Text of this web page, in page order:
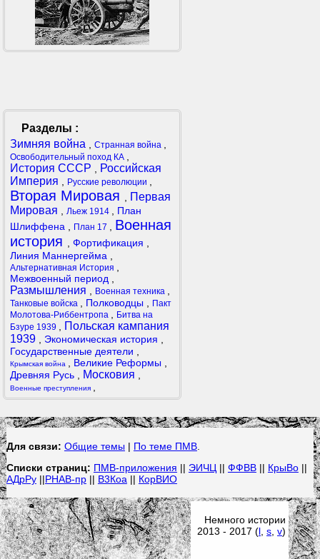
Разделы :
Зимняя война
Странная война
Освободительный поход КА
История СССР
Российская
Империя
Русские революции
Вторая Мировая
Первая
Мировая
Льеж 1914
План
Шлиффена
План 17
Военная
история
Фортификация
Линия Маннергейма
Альтернативная История
Межвоенный период
Размышления Военная техника
Танковые войска Полководцы
Пакт
Молотова-Риббентропа
Битва на
Бзуре 1939
Польская кампания
1939
Экономическая история
Государственные деятели
Крымская война Великие Реформы
Древняя Русь
Московия
Военные преступления
Для связи: Общие темы | По теме ПМВ.
Списки страниц: ПМВ-приложения || ЭИЧЦ || ФФВВ|| КрыВо||
АДрРу||РНАВ-пр|| В3Коа || КорВИО
Немного истории
2013 - 2017 (l ,s ,v)